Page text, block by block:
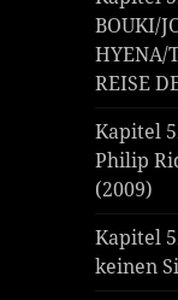
BOUKI/
HYENA/
REISE
Kapitel
Philip
(2009)
Kapitel
keinen